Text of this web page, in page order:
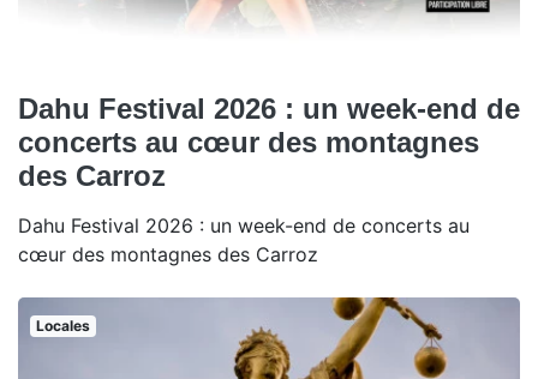
Dahu Festival 2026 : un week-end de
concerts au cœur des montagnes
des Carroz
Dahu Festival 2026 : un week-end de concerts au
cœur des montagnes des Carroz
Locales